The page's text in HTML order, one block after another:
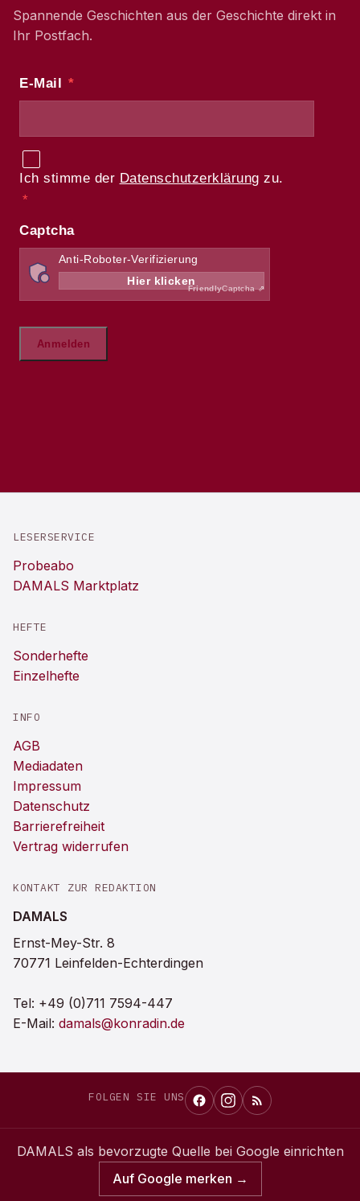
Spannende Geschichten aus der Geschichte direkt in
Ihr Postfach.
LESERSERVICE
Probeabo
DAMALS Marktplatz
HEFTE
Sonderhefte
Einzelhefte
INFO
AGB
Mediadaten
Impressum
Datenschutz
Barrierefreiheit
Vertrag widerrufen
KONTAKT ZUR REDAKTION
DAMALS
Ernst-Mey-Str. 8
70771 Leinfelden-Echterdingen
Tel: +49 (0)711 7594-447
E-Mail: damals@konradin.de
FOLGEN SIE UNS
DAMALS als bevorzugte Quelle bei Google einrichten
Auf Google merken →